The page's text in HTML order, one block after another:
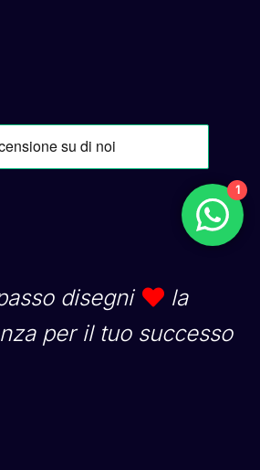
disegni
la
per il tuo successo
1